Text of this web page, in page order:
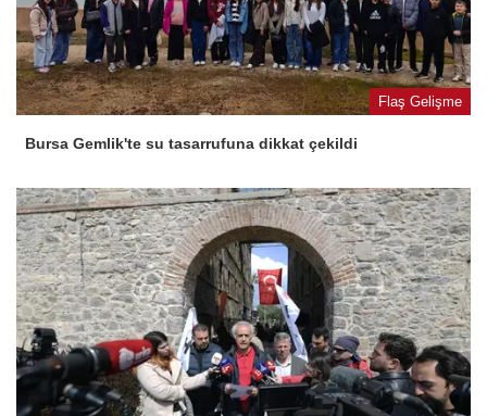
Flaş Gelişme
Bursa Gemlik'te su tasarrufuna dikkat çekildi